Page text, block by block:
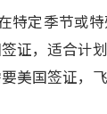
特定季节
签证，适合
美国签证，